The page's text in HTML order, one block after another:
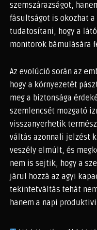
szemszárazságot,
fásultságot is okozhat a
tudatosítani, hogy a
monitorok bámulására
Az evolúció során az
hogy a környezetét
meg a biztonsága
szemlencsét mozgató
visszanyerhetik
váltás azonnali jelzést
veszély elmúlt, és
nem is sejtik, hogy a
járul hozzá az agyi
tekintetváltás tehát
hanem a napi